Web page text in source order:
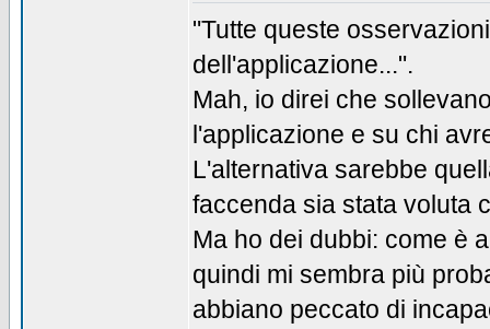
"Tutte queste
dell'applicazione...".
Mah, io direi che
l'applicazione e su chi
L'alternativa sarebbe
faccenda sia stata voluta
Ma ho dei dubbi: come è
quindi mi sembra più
abbiano peccato di